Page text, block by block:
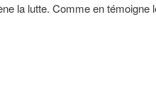
la lutte. Comme en témoigne